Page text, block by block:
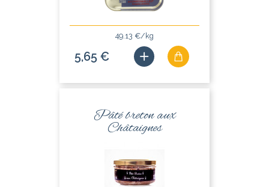
49.13 €/kg
5,65 €
Pâté breton aux
Châtaignes